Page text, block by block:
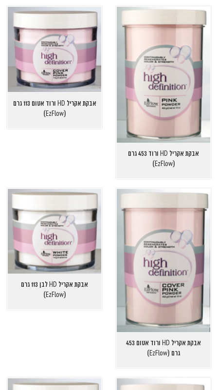
אבקת אקריל HD ורוד 453 גרם
(EzFlow)
אבקת אקריל HD ורוד אטום 113 גרם
(EzFlow)
אבקת אקריל HD ורוד אטום 453
גרם (EzFlow)
אבקת אקריל HD לבן 113 גרם
(EzFlow)